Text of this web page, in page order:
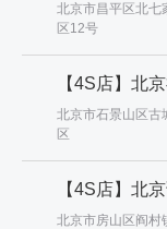
北京市昌平区北七
区12号
【4S店】北
北京市石景山区古
区
【4S店】北
北京市房山区阎村